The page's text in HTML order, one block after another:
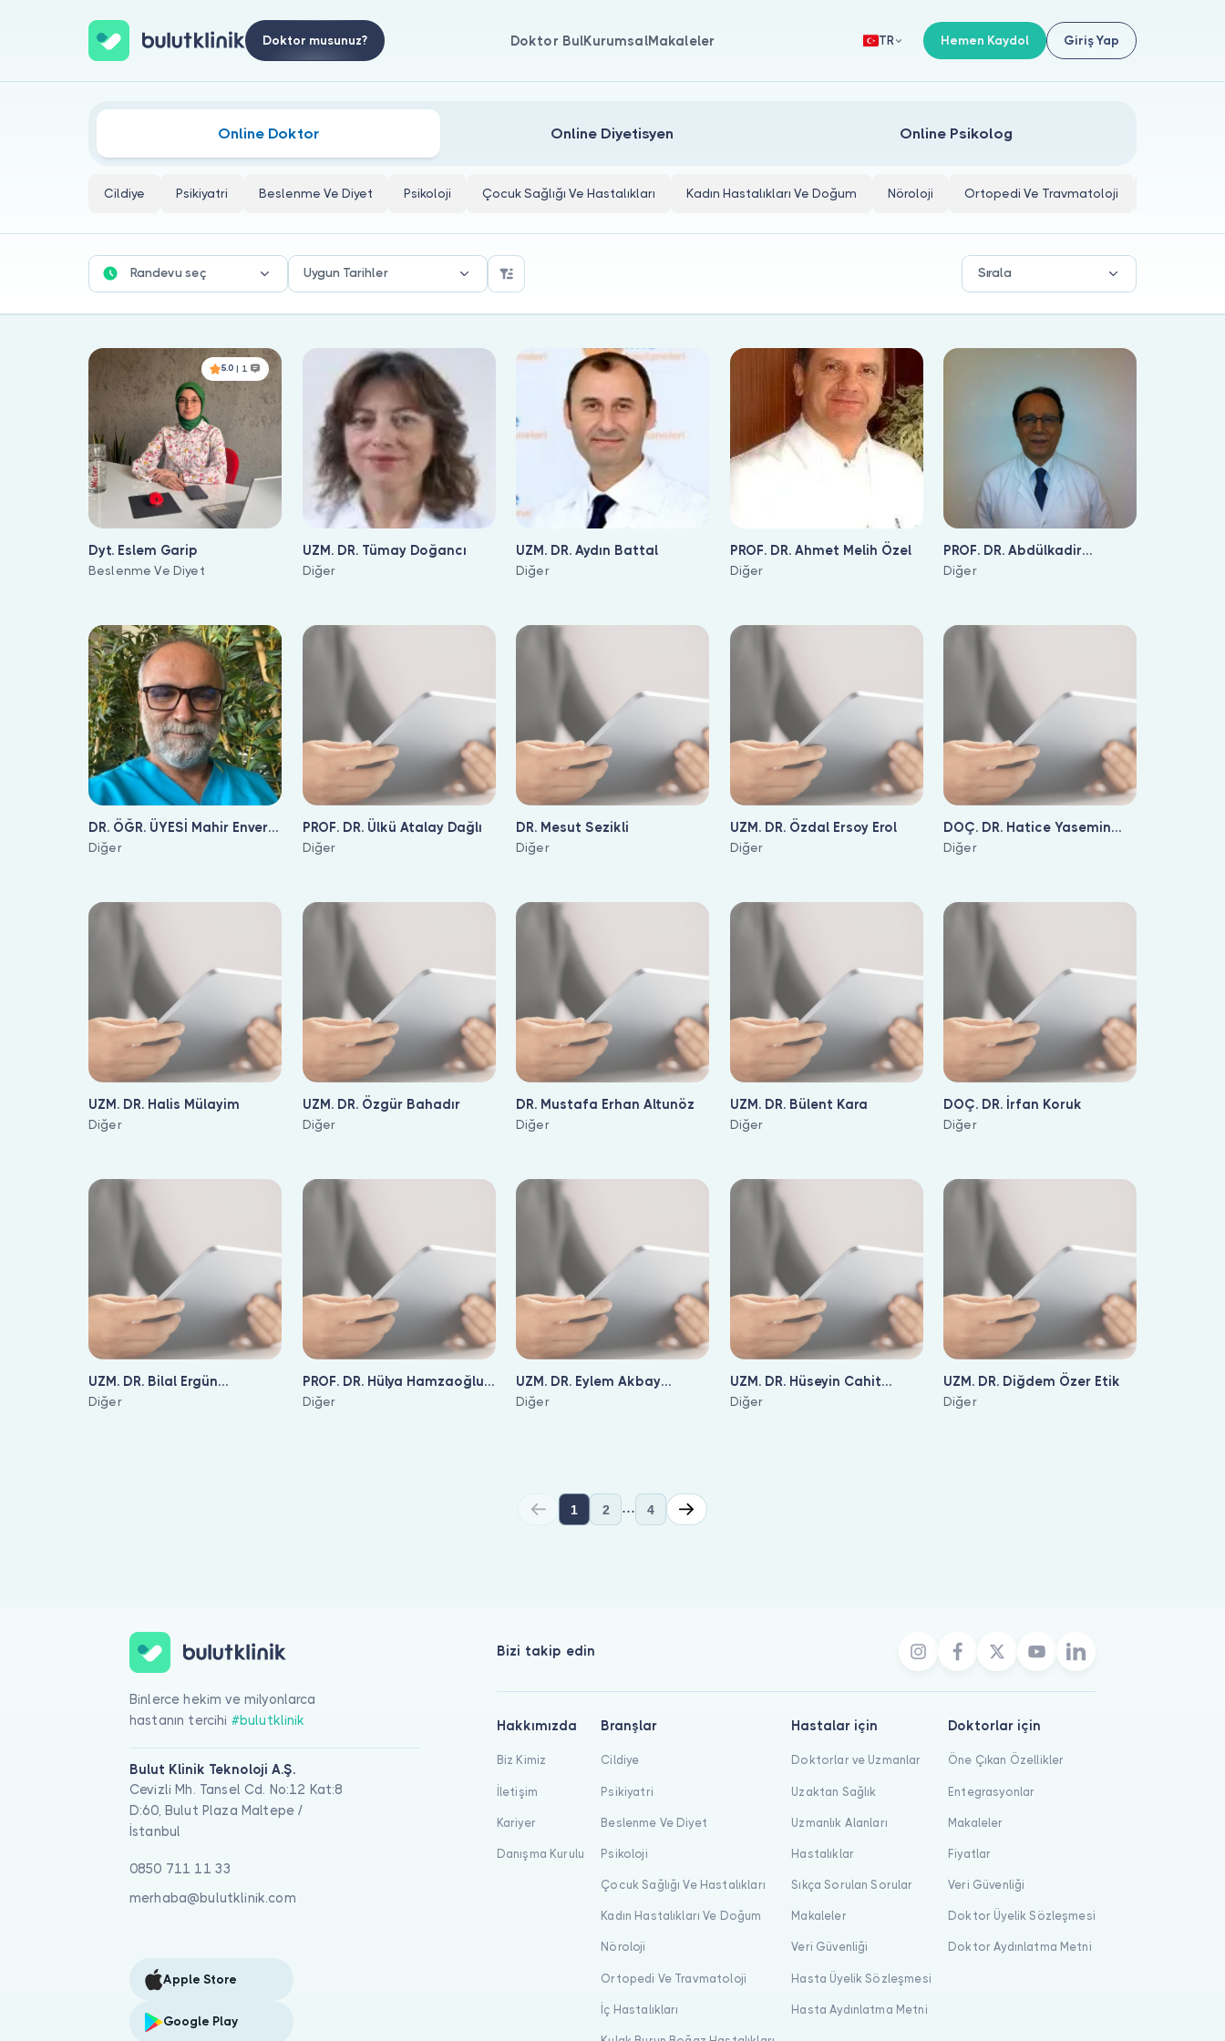
Doktor musunuz? Doktor BulKurumsalMakaleler TR Hemen Kaydol Giriş Yap
Çölyak (Gluten Enteropatisi) Doktorları
Online Doktor Online Diyetisyen Online Psikolog
Cildiye Psikiyatri Beslenme Ve Diyet Psikoloji Çocuk Sağlığı Ve Hastalıkları Kadın Hastalıkları Ve Doğum Nöroloji Ortopedi Ve Travmatoloji
Randevu seç Uygun Tarihler Sırala
5.0 | 1
Dyt. Eslem Garip
Beslenme Ve Diyet
UZM. DR. Tümay Doğancı
Diğer
UZM. DR. Aydın Battal
Diğer
PROF. DR. Ahmet Melih Özel
Diğer
PROF. DR. Abdülkadir
Dökmeci
Diğer
DR. ÖĞR. ÜYESİ Mahir Enver
Gülcan
Diğer
PROF. DR. Ülkü Atalay Dağlı
Diğer
DR. Mesut Sezikli
Diğer
UZM. DR. Özdal Ersoy Erol
Diğer
DOÇ. DR. Hatice Yasemin
Balaban
Diğer
UZM. DR. Halis Mülayim
Diğer
UZM. DR. Özgür Bahadır
Diğer
DR. Mustafa Erhan Altunöz
Diğer
UZM. DR. Bülent Kara
Diğer
DOÇ. DR. İrfan Koruk
Diğer
UZM. DR. Bilal Ergün
Saraçoğlu
Diğer
PROF. DR. Hülya Hamzaoğlu
Över
Diğer
UZM. DR. Eylem Akbay
Karatay
Diğer
UZM. DR. Hüseyin Cahit
Yalçın
Diğer
UZM. DR. Diğdem Özer Etik
Diğer
1 2 ... 4
Binlerce hekim ve milyonlarca
hastanın tercihi #bulutklinik
Bulut Klinik Teknoloji A.Ş.
Cevizli Mh. Tansel Cd. No:12 Kat:8
D:60, Bulut Plaza Maltepe /
İstanbul
0850 711 11 33
merhaba@bulutklinik.com
Apple Store
Google Play
Bizi takip edin
Hakkımızda
Biz Kimiz
İletişim
Kariyer
Danışma Kurulu
Branşlar
Cildiye
Psikiyatri
Beslenme Ve Diyet
Psikoloji
Çocuk Sağlığı Ve Hastalıkları
Kadın Hastalıkları Ve Doğum
Nöroloji
Ortopedi Ve Travmatoloji
İç Hastalıkları
Hastalar için
Doktorlar ve Uzmanlar
Uzaktan Sağlık
Uzmanlık Alanları
Hastalıklar
Sıkça Sorulan Sorular
Makaleler
Veri Güvenliği
Hasta Üyelik Sözleşmesi
Hasta Aydınlatma Metni
Doktorlar için
Öne Çıkan Özellikler
Entegrasyonlar
Makaleler
Fiyatlar
Veri Güvenliği
Doktor Üyelik Sözleşmesi
Doktor Aydınlatma Metni